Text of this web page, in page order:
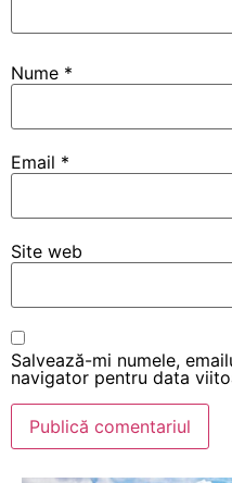
Nume *
Email *
Site web
Salvează-mi numele,
navigator pentru data